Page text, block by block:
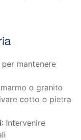
mantenere
o granito
cotto o pietra
: Intervenire